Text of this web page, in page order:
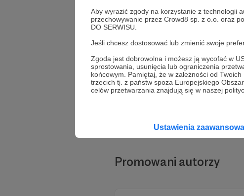
Aby wyrazić zgody na korzystanie z technologii
przechowywanie przez Crowd8 sp. z o.o. oraz
DO SERWISU.
Jeśli chcesz dostosować lub zmienić swoje
Zgoda jest dobrowolna i możesz ją wycofać w
sprostowania, usunięcia lub ograniczenia
końcowym. Pamiętaj, że w zależności od
trzecich tj. z państw spoza Europejskiego
celów przetwarzania znajdują się w naszej
Ustawienia
Promowani autorzy